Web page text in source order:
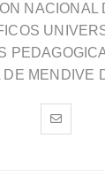
NACIONAL
DE MENDIVE